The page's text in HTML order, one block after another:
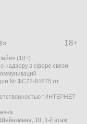
18+
(18+)
надзору в сфере связи,
№ ФС77-84675 от
"ИНТЕРНЕТ
10, 3-й этаж,